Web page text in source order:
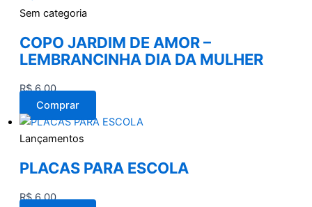
Sem categoria
COPO JARDIM DE AMOR –
LEMBRANCINHA DIA DA MULHER
R$6,00
Comprar
Lançamentos
PLACAS PARA ESCOLA
R$6,00